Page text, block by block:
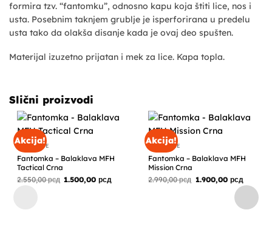
formira tzv. “fantomku”, odnosno kapu koja štiti lice, nos i
usta. Posebnim taknjem grublje je isperforirana u predelu
usta tako da olakša disanje kada je ovaj deo spušten.
Materijal izuzetno prijatan i mek za lice. Kapa topla.
Slični proizvodi
Akcija!
FANTOMKE
Fantomka – Balaklava MFH
Tactical Crna
2.550,00рсд Originalna
cena
1.500,00рсд
cena
Akcija!
FANTOMKE
Fantomka – Balaklava MFH
Mission Crna
2.990,00рсд Originalna
cena
2.990,00 рсд.
1.900,00 рсд
cena